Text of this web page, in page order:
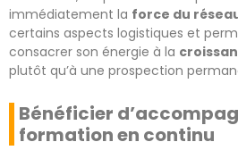
immédiatement la force du
certains aspects logistiques et
consacrer son énergie à la
plutôt qu’à une prospection
Bénéficier
formation en continu